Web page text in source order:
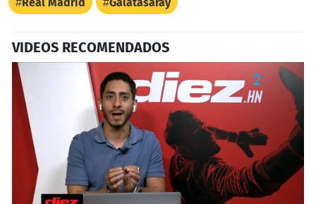
VIDEOS RECOMENDADOS